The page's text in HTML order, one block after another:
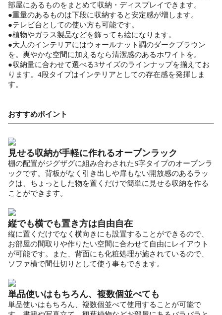
部屋にあるものをまとめて収納・ディスプレイできます。
●重量のあるものは下段に収納すると安定感が増します。
●テレビ台としての使い方も可能です。
●植物やガラス製品などを飾っても絵になります。
●大人のインテリアにはウォールナット調のダークブラウン
を。爽やかな空間に加えるなら清潔感のあるホワイトを。
●収納量に合わせて選べる3サイズのラインナップを揃えてお
ります。4段タイプはインテリアとしての存在感を発揮しま
す。
おすすめポイント
見せる収納が手軽に作れるオープンラック
棚の配置がジグザグに組み合わされたS字タイプのオープンラ
ックです。背板がなく引き出しや扉もない開放感のあるラッ
クは、ちょっとした物を置くだけで簡単に見せる収納を作る
ことができます。
縦でも横でも置き方は自由自在
縦に置くだけでなく横向きにも設置することができるので、
お部屋の間取りや作りたい空間に合わせて自由にレイアウト
が可能です。また、背面にも化粧処理が施されているので、
ソファ横で間仕切りとして使う事もできます。
単品使いはもちろん、複数個並べても
単品使いはもちろん、複数個並べて使用することが可能で